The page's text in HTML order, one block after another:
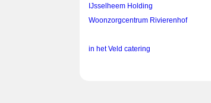
IJsselheem Holding
Woonzorgcentrum Rivierenhof
in het Veld catering